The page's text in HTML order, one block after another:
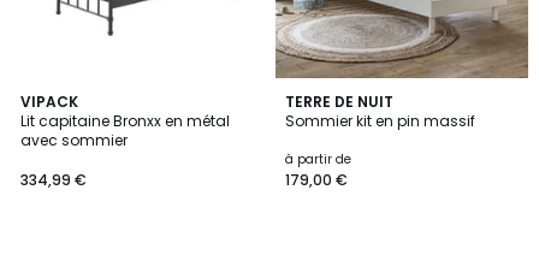
VIPACK
Lit capitaine Bronxx en métal
avec sommier
334,99 €
5
/
5
TERRE DE NUIT
Sommier kit en pin massif
à partir de
179,00 €
1
/
4
Couleurs